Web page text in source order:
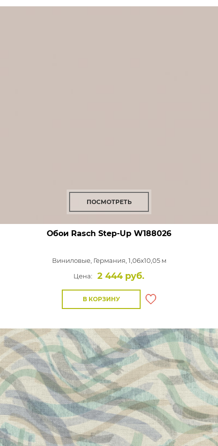
ПОСМОТРЕТЬ
Обои Rasch Step-Up W188026
Виниловые, Германия, 1,06x10,05 м
Цена:
2 444 руб.
В КОРЗИНУ